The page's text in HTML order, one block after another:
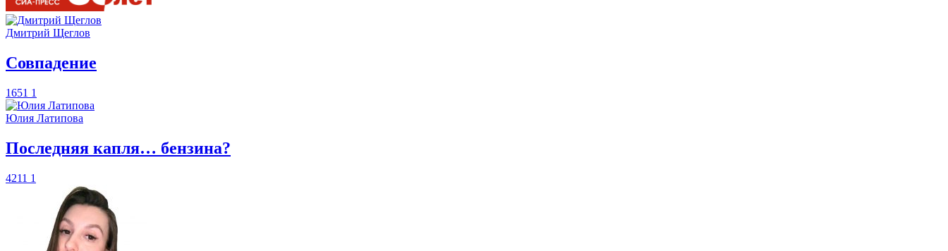
Дмитрий Щеглов
​Совпадение
1651 1
Юлия Латипова
​Последняя капля… бензина?
4211 1